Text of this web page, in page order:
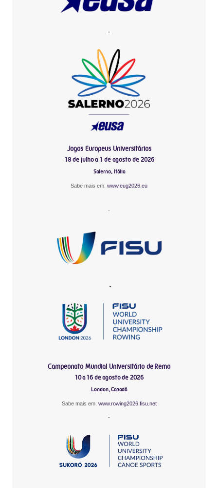
-
Jogos Europeus Universitários
18 de julho a 1 de agosto de 2026
Salerno, Itália
Sabe mais em: www.eug2026.eu
-
-
Campeonato Mundial Universitário de Remo
10 a 16 de agosto de 2026
London, Canadá
Sabe mais em: www.rowing2026.fisu.net
-